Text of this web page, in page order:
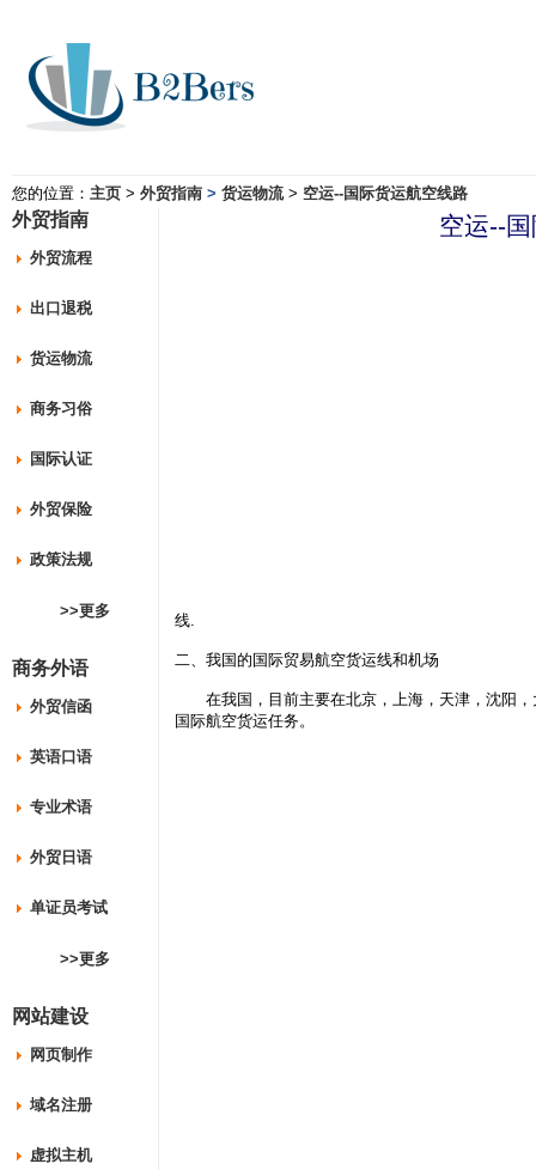
您的位置： 主页 > 外贸指南 > 货运物流> 空运--国际货运航空线路
外贸指南
外贸流程
出口退税
货运物流
商务习俗
国际认证
外贸保险
政策法规
>>更多
商务外语
外贸信函
英语口语
专业术语
外贸日语
单证员考试
>>更多
网站建设
网页制作
域名注册
虚拟主机
空运--
线.
二、我国的国际贸易航空货运线和机场
在我国，目前主要在北京，上海，天津，沈阳，
国际航空货运任务。